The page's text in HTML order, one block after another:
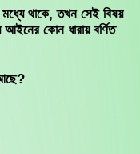
থাকে, তখন সেই বিষয়
কোন ধারায় বর্ণিত